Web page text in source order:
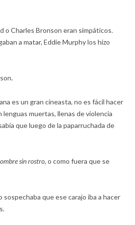
o Charles Bronson eran simpáticos.
a matar, Eddie Murphy los hizo
es un gran cineasta, no es fácil hacer
lenguas muertas, llenas de violencia
que luego de la paparruchada de
sin rostro, o como fuera que se
sospechaba que ese carajo iba a hacer